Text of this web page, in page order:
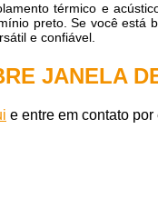
térmico e
preto. Se você está
e confiável.
JANELA
e entre em contato por